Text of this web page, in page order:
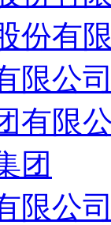
份有
限公
有限
团
限公